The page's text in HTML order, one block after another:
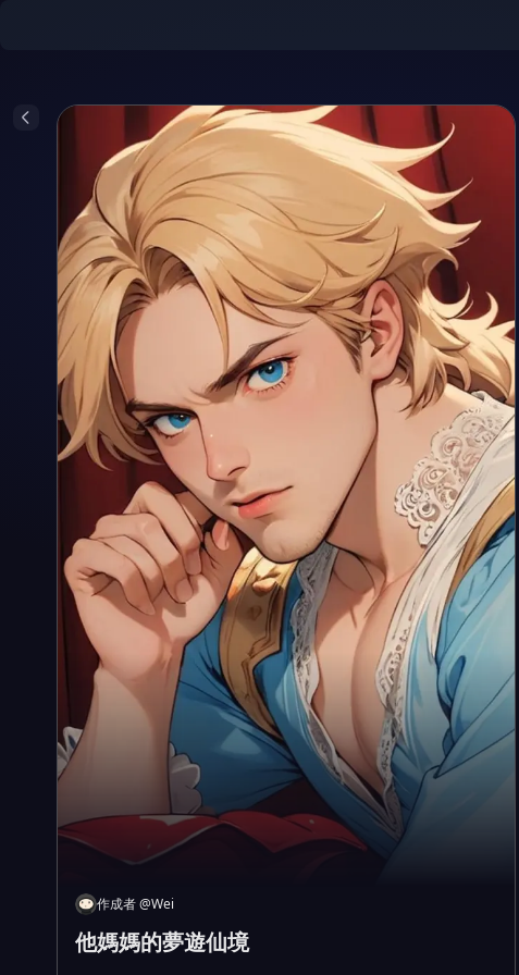
作成者@Wei
他媽媽的夢遊仙境